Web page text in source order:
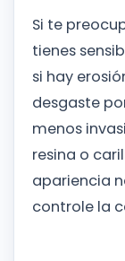
Si te
tienes
si hay
desgaste
menos
resina o
apariencia
controle la